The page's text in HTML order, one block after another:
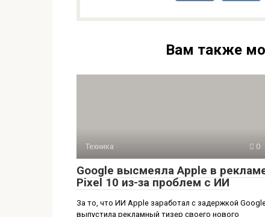
Вам также
Техника 0
Google высмеяла Apple в
Pixel 10 из-за проблем с ИИ
За то, что ИИ Apple заработал с задержкой
выпустила рекламный тизер своего нового